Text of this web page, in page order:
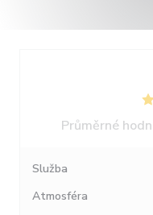
Průměrné
Služba
Atmosféra